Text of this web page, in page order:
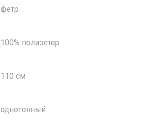
фетр
100% полиэстер
110 см
однотонный